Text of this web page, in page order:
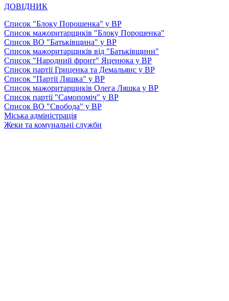
ДОВІДНИК
Список "Блоку Порошенка" у ВР
Список мажоритарщиків "Блоку Порошенка"
Список ВО "Батьківщина" у ВР
Список мажоритарщиків від "Батьківщини"
Список "Народний фронт" Яценюка у ВР
Список партії Гриценка та Демальянс у ВР
Список "Партії Ляшка" у ВР
Список мажоритарщиків Олега Ляшка у ВР
Список партії "Самопоміч" у ВР
Список ВО "Свобода" у ВР
Міська адміністрація
Жеки та комунальні служби